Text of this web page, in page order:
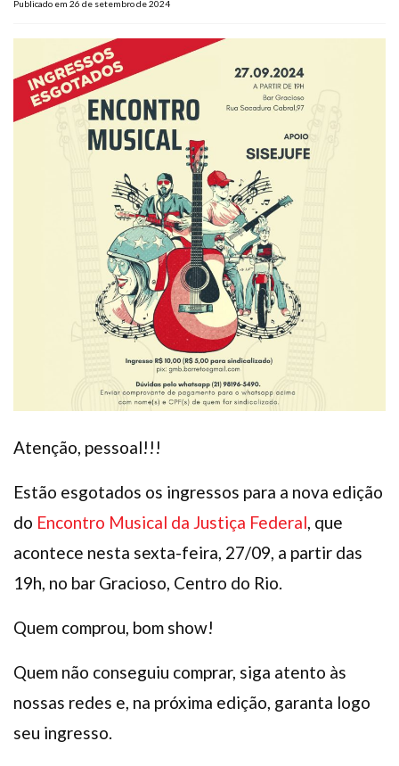
Publicado em 26 de setembro de 2024
Atenção, pessoal!!!
Estão esgotados os ingressos para a nova edição
do Encontro Musical da Justiça Federal, que
acontece nesta sexta-feira, 27/09, a partir das
19h, no bar Gracioso, Centro do Rio.
Quem comprou, bom show!
Quem não conseguiu comprar, siga atento às
nossas redes e, na próxima edição, garanta logo
seu ingresso.
Assistência Funeral
Pós-graduação
FacebookInstagramTwitter YoutubeTikTok Whatsapp